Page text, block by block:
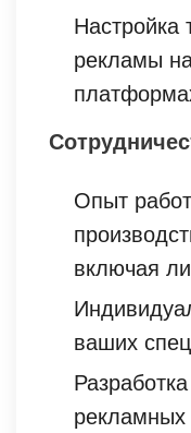
Настройка
рекламы
Опыт
включая
ваших